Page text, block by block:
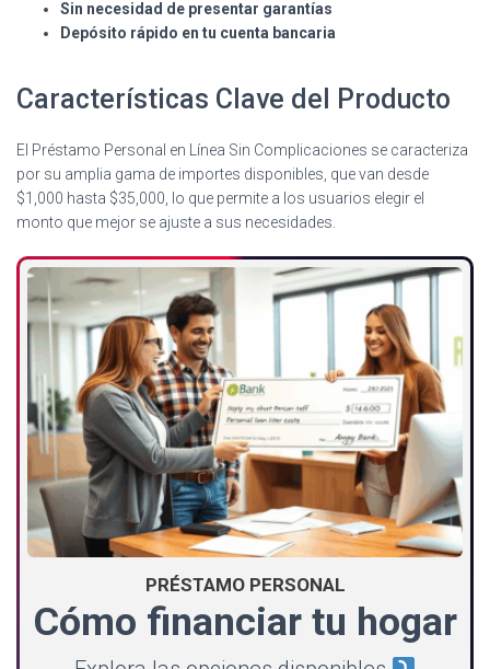
Sin necesidad de presentar garantías
Depósito rápido en tu cuenta bancaria
Características Clave del Producto
El Préstamo Personal en Línea Sin Complicaciones se caracteriza
por su amplia gama de importes disponibles, que van desde
$1,000 hasta $35,000, lo que permite a los usuarios elegir el
monto que mejor se ajuste a sus necesidades.
PRÉSTAMO PERSONAL
Cómo financiar tu hogar